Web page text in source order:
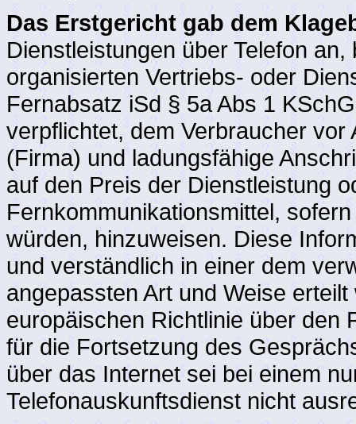
Das Erstgericht gab dem
Dienstleistungen über Telefon
organisierten Vertriebs- oder
Fernabsatz iSd § 5a Abs 1
verpflichtet, dem Verbraucher
(Firma) und ladungsfähige
auf den Preis der Dienstleistung
Fernkommunikationsmittel,
würden, hinzuweisen. Diese
und verständlich in einer dem
angepassten Art und Weise
europäischen Richtlinie über den
für die Fortsetzung des
über das Internet sei bei einem
Telefonauskunftsdienst nicht